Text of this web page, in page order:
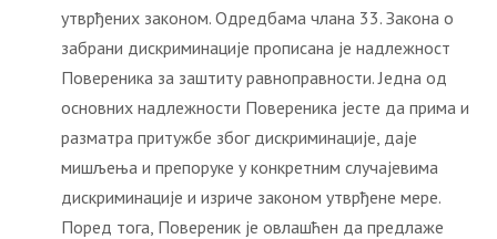
утврђених законом. Одредбама члана 33. Закона о
забрани дискриминације прописана је надлежност
Повереника за заштиту равноправности. Једна од
основних надлежности Повереника јесте да прима и
разматра притужбе због дискриминације, даје
мишљења и препоруке у конкретним случајевима
дискриминације и изриче законом утврђене мере.
Поред тога, Повереник је овлашћен да предлаже